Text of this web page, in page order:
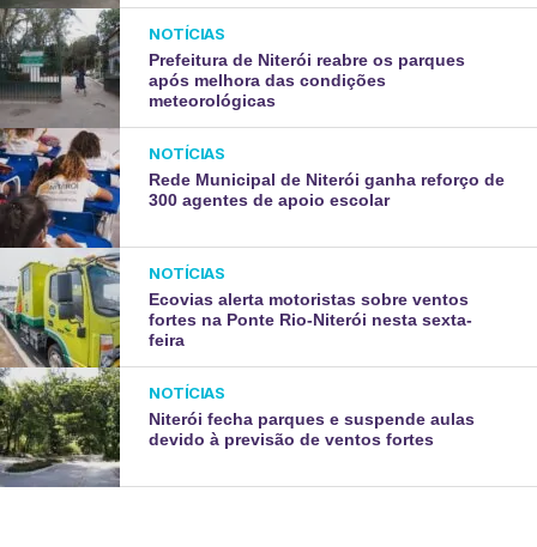
NOTÍCIAS
Prefeitura de Niterói reabre os parques
após melhora das condições
meteorológicas
NOTÍCIAS
Rede Municipal de Niterói ganha reforço de
300 agentes de apoio escolar
NOTÍCIAS
Ecovias alerta motoristas sobre ventos
fortes na Ponte Rio-Niterói nesta sexta-
feira
NOTÍCIAS
Niterói fecha parques e suspende aulas
devido à previsão de ventos fortes